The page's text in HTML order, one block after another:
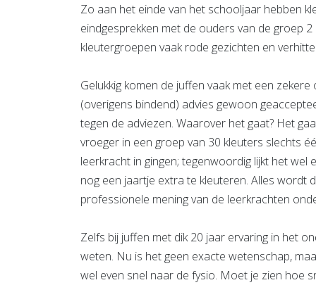
Zo aan het einde van het schooljaar hebben
eindgesprekken met de ouders van de groep
kleutergroepen vaak rode gezichten en
Gelukkig komen de juffen vaak met een
(overigens bindend) advies gewoon
tegen de adviezen. Waarover het gaat? Het
vroeger in een groep van 30 kleuters slechts
leerkracht in gingen; tegenwoordig lijkt het wel
nog een jaartje extra te kleuteren. Alles wordt
professionele mening van de leerkrachten
Zelfs bij juffen met dik 20 jaar ervaring in het
weten. Nu is het geen exacte wetenschap,
wel even snel naar de fysio. Moet je zien hoe